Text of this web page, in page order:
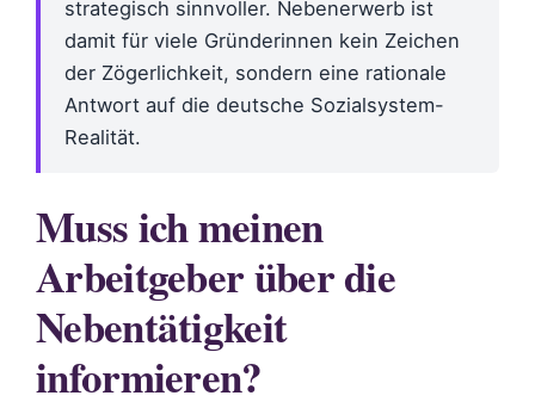
strategisch sinnvoller. Nebenerwerb ist
damit für viele Gründerinnen kein Zeichen
der Zögerlichkeit, sondern eine rationale
Antwort auf die deutsche Sozialsystem-
Realität.
Muss ich meinen
Arbeitgeber über die
Nebentätigkeit
informieren?